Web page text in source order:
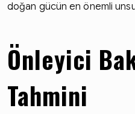
doğan gücün en önemli
Önleyici
Tahmini